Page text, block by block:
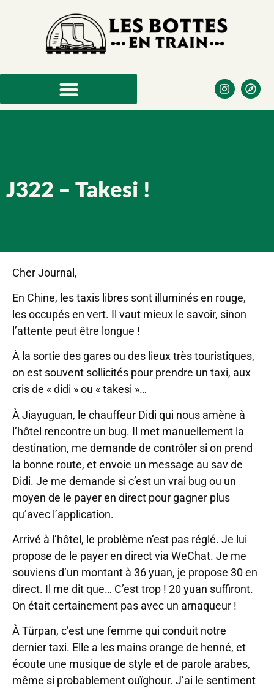
J322 – Takesi !
Cher Journal,
En Chine, les taxis libres sont illuminés en rouge,
les occupés en vert. Il vaut mieux le savoir, sinon
l’attente peut être longue !
À la sortie des gares ou des lieux très touristiques,
on est souvent sollicités pour prendre un taxi, aux
cris de « didi » ou « takesi »…
À Jiayuguan, le chauffeur Didi qui nous amène à
l’hôtel rencontre un bug. Il met manuellement la
destination, me demande de contrôler si on prend
la bonne route, et envoie un message au sav de
Didi. Je me demande si c’est un vrai bug ou un
moyen de le payer en direct pour gagner plus
qu’avec l’application.
Arrivé à l’hôtel, le problème n’est pas réglé. Je lui
propose de le payer en direct via WeChat. Je me
souviens d’un montant à 36 yuan, je propose 30 en
direct. Il me dit que… C’est trop ! 20 yuan suffiront.
On était certainement pas avec un arnaqueur !
À Türpan, c’est une femme qui conduit notre
dernier taxi. Elle a les mains orange de henné, et
écoute une musique de style et de parole arabes,
même si probablement ouïghour. J’ai le sentiment